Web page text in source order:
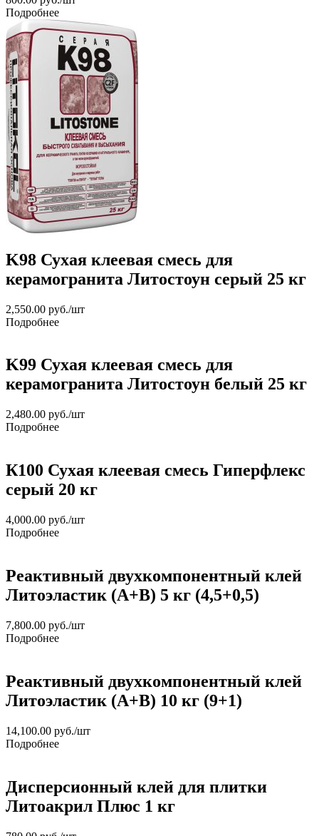
Подробнее
K98 Сухая клеевая смесь для
керамогранита Литостоун серый 25 кг
2,550.00 руб./шт
Подробнее
K99 Сухая клеевая смесь для
керамогранита Литостоун белый 25 кг
2,480.00 руб./шт
Подробнее
К100 Сухая клеевая смесь Гиперфлекс
серый 20 кг
4,000.00 руб./шт
Подробнее
Реактивный двухкомпонентный клей
Литоэластик (A+B) 5 кг (4,5+0,5)
7,800.00 руб./шт
Подробнее
Реактивный двухкомпонентный клей
Литоэластик (A+B) 10 кг (9+1)
14,100.00 руб./шт
Подробнее
Дисперсионный клей для плитки
Литоакрил Плюс 1 кг